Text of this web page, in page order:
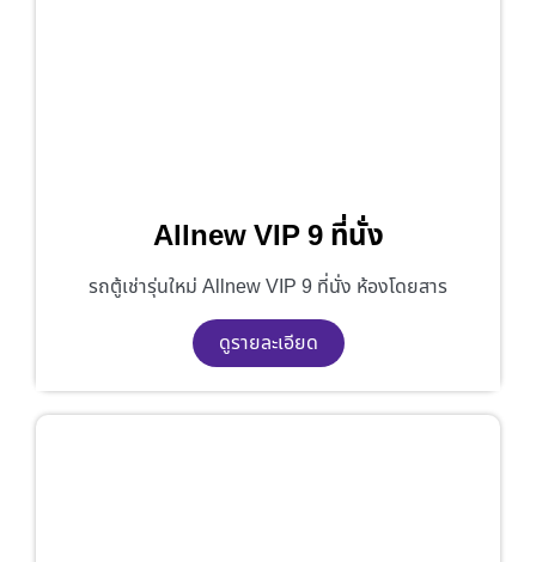
Allnew VIP 9 ที่นั่ง
รถตู้เช่ารุ่นใหม่ Allnew VIP 9 ที่นั่ง ห้องโดยสาร
ดูรายละเอียด